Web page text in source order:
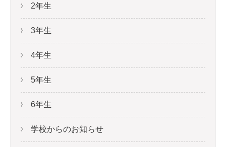
2年生
3年生
4年生
5年生
6年生
学校からのお知らせ